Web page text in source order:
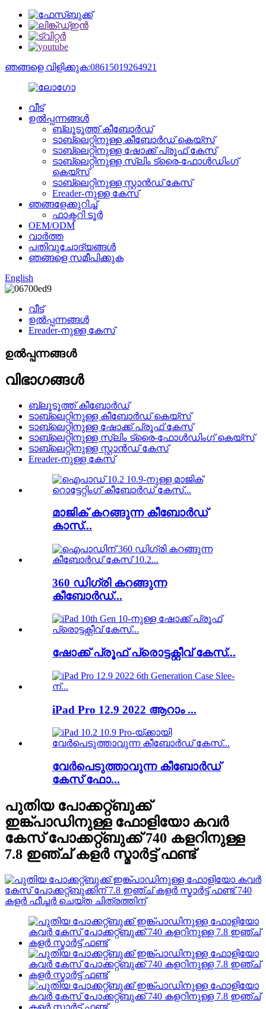
ഞങ്ങളെ വിളിക്കുക:08615019264921
വീട്
ഉൽപ്പന്നങ്ങൾ
ബ്ലൂടൂത്ത് കീബോർഡ്
ടാബ്‌ലെറ്റിനുള്ള കീബോർഡ് കെയ്‌സ്
ടാബ്‌ലെറ്റിനുള്ള ഷോക്ക് പ്രൂഫ് കേസ്
ടാബ്‌ലെറ്റിനുള്ള സ്ലിം ട്രൈ-ഫോൾഡിംഗ്
കെയ്‌സ്
ടാബ്‌ലെറ്റിനുള്ള സ്റ്റാൻഡ് കേസ്
Ereader-നുള്ള കേസ്
ഞങ്ങളേക്കുറിച്ച്
ഫാക്ടറി ടൂർ
OEM/ODM
വാർത്ത
പതിവുചോദ്യങ്ങൾ
ഞങ്ങളെ സമീപിക്കുക
English
വീട്
ഉൽപ്പന്നങ്ങൾ
Ereader-നുള്ള കേസ്
ഉൽപ്പന്നങ്ങൾ
വിഭാഗങ്ങൾ
ബ്ലൂടൂത്ത് കീബോർഡ്
ടാബ്‌ലെറ്റിനുള്ള കീബോർഡ് കെയ്‌സ്
ടാബ്‌ലെറ്റിനുള്ള ഷോക്ക് പ്രൂഫ് കേസ്
ടാബ്‌ലെറ്റിനുള്ള സ്ലിം ട്രൈ-ഫോൾഡിംഗ് കെയ്‌സ്
ടാബ്‌ലെറ്റിനുള്ള സ്റ്റാൻഡ് കേസ്
Ereader-നുള്ള കേസ്
മാജിക് കറങ്ങുന്ന കീബോർഡ്
കാസ്...
360 ഡിഗ്രി കറങ്ങുന്ന
കീബോർഡ്...
ഷോക്ക് പ്രൂഫ് പ്രൊട്ടക്റ്റീവ് കേസ്...
iPad Pro 12.9 2022 ആറാം ...
വേർപെടുത്താവുന്ന കീബോർഡ്
കേസ് ഫോ...
പുതിയ പോക്കറ്റ്ബുക്ക്
ഇങ്ക്പാഡിനുള്ള ഫോളിയോ കവർ
കേസ് പോക്കറ്റ്ബുക്ക് 740 കളറിനുള്ള
7.8 ഇഞ്ച് കളർ സ്മാർട്ട് ഫണ്ട്